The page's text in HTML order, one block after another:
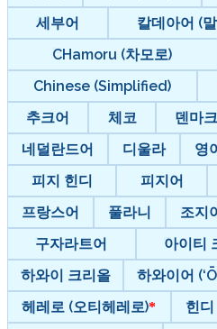
세부어
칼데아어 (
CHamoru (차모로)
Chinese (Simplified)
추크어
체코 덴마
네덜란드어
디울라 영
피지 힌디
피지어
프랑스어
풀라니 조지
구자라트어
아이티
하와이 크리올
하와이어
헤레로 (오티헤레로)
힌디